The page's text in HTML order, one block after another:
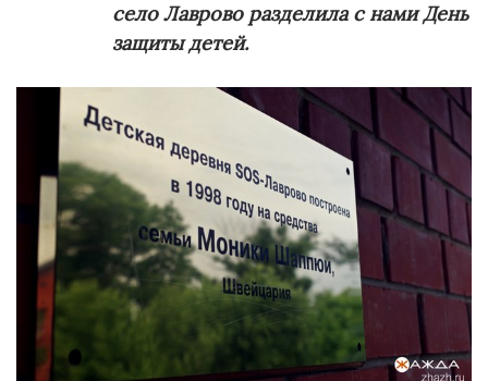
село Лаврово разделила с нами День
защиты детей.